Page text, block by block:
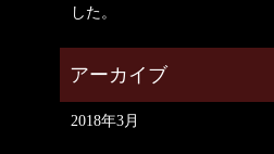
した。
2018年3月